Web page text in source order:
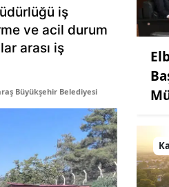
iş
ve acil durum
arası iş
Büyükşehir Belediyesi